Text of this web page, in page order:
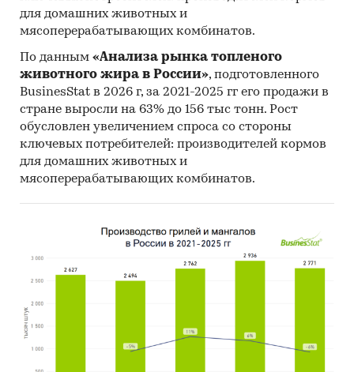
для домашних животных и
мясоперерабатывающих комбинатов.
По данным «Анализа рынка топленого
животного жира в России», подготовленного
BusinesStat в 2026 г, за 2021-2025 гг его продажи в
стране выросли на 63% до 156 тыс тонн. Рост
обусловлен увеличением спроса со стороны
ключевых потребителей: производителей кормов
для домашних животных и
мясоперерабатывающих комбинатов.